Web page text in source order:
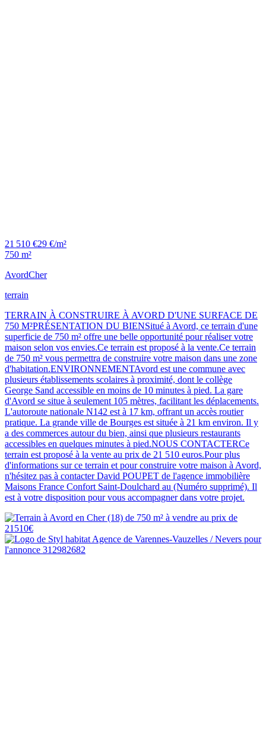
21 510 €29 €/m²
750 m²
AvordCher
terrain
TERRAIN À CONSTRUIRE À AVORD D'UNE SURFACE DE
750 M²PRÉSENTATION DU BIENSitué à Avord, ce terrain d'une
superficie de 750 m² offre une belle opportunité pour réaliser votre
maison selon vos envies.Ce terrain est proposé à la vente.Ce terrain
de 750 m² vous permettra de construire votre maison dans une zone
d'habitation.ENVIRONNEMENTAvord est une commune avec
plusieurs établissements scolaires à proximité, dont le collège
George Sand accessible en moins de 10 minutes à pied. La gare
d'Avord se situe à seulement 105 mètres, facilitant les déplacements.
L'autoroute nationale N142 est à 17 km, offrant un accès routier
pratique. La grande ville de Bourges est située à 21 km environ. Il y
a des commerces autour du bien, ainsi que plusieurs restaurants
accessibles en quelques minutes à pied.NOUS CONTACTERCe
terrain est proposé à la vente au prix de 21 510 euros.Pour plus
d'informations sur ce terrain et pour construire votre maison à Avord,
n'hésitez pas à contacter David POUPET de l'agence immobilière
Maisons France Confort Saint-Doulchard au (Numéro supprimé). Il
est à votre disposition pour vous accompagner dans votre projet.